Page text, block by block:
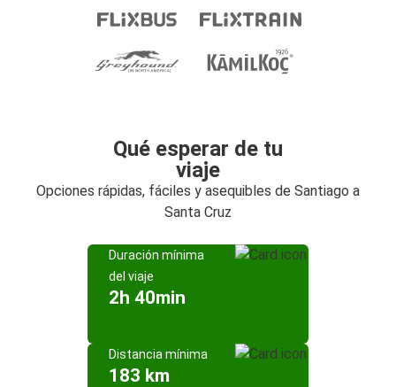
Qué esperar de tu
viaje
Opciones rápidas, fáciles y asequibles de Santiago a
Santa Cruz
Duración mínima
del viaje
2h 40min
Distancia mínima
183 km